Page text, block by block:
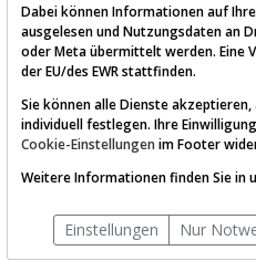
AKTIEN-
Die
TraderFox
Dabei können Informationen auf
ausgelesen und Nutzungsdaten an
oder Meta übermittelt werden. Eine
der EU/des EWR stattfinden.
Sie können alle Dienste
individuell festlegen. Ihre
Cookie-Einstellungen im Footer
Weitere Informationen finden Sie in
Einstellungen Nur